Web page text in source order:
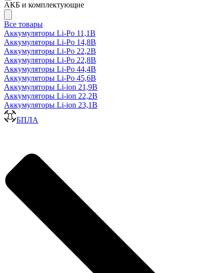
АКБ и комплектующие
Все товары
Аккумуляторы Li-Po 11,1В
Аккумуляторы Li-Po 14,8В
Аккумуляторы Li-Po 22,2В
Аккумуляторы Li-Po 22,8В
Аккумуляторы Li-Po 44,4В
Аккумуляторы Li-Po 45,6В
Аккумуляторы Li-ion 21,9В
Аккумуляторы Li-ion 22,2В
Аккумуляторы Li-ion 23,1В
БПЛА